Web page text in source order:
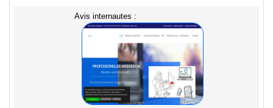
Avis internautes :